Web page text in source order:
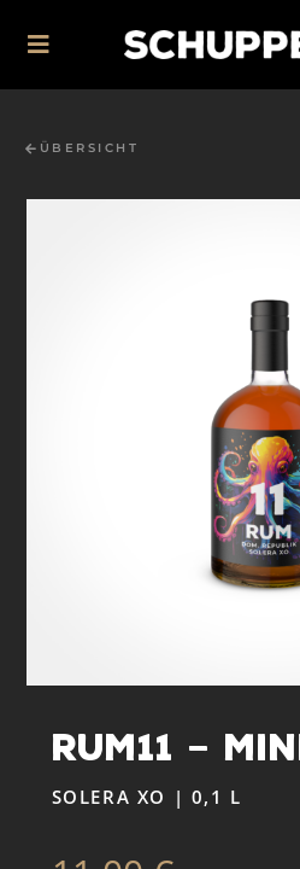
ÜBERSICHT
RUM11 –
SOLERA XO | 0,1 L